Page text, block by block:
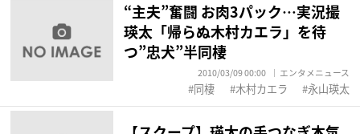
“主夫”奮闘 お肉3パック…実況撮
瑛太「帰らぬ木村カエラ」を待
つ”忠犬”半同棲
2010/03/09 00:00 エンタメニュース
同棲 木村カエラ 永山瑛太